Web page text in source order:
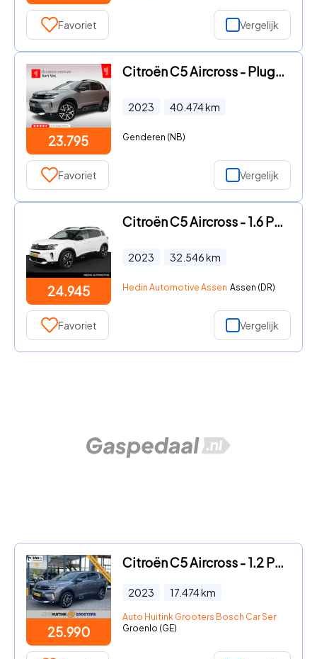
Favoriet Vergelijk
23.795
Citroën C5 Aircross - Plug-in Hybrid 225 Shine | Schuifdak | Keyless | Camera voor
2023 40.474km
Genderen (NB)
Favoriet Vergelijk
24.945
Citroën C5 Aircross - 1.6 PHEV Plug-in Hybrid 225PK Shine Aut. | Navigatie | Camer
2023 32.546km
Hedin Automotive Assen Assen (DR)
Favoriet Vergelijk
25.990
Citroën C5 Aircross - 1.2 PureTech Business Plus - navi - camera - LED
2023 17.474km
Auto Huitink Grooters Bosch Car Service
Groenlo (GE)